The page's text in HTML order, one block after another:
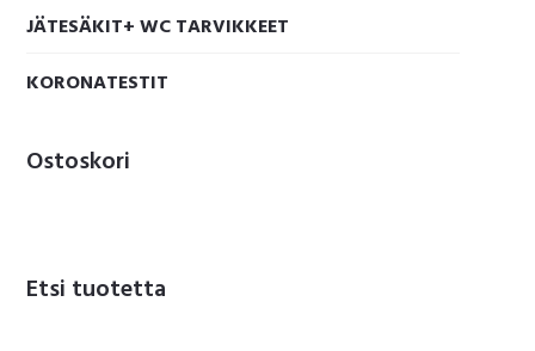
JÄTESÄKIT+ WC TARVIKKEET
KORONATESTIT
Ostoskori
Etsi tuotetta